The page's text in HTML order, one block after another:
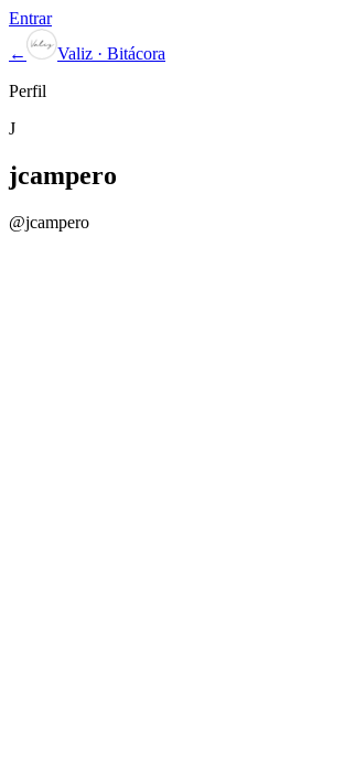
Entrar
←
Valiz · Bitácora
Perfil
J
jcampero
@jcampero